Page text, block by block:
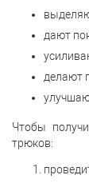
дают
делают
Чтобы
трюков: